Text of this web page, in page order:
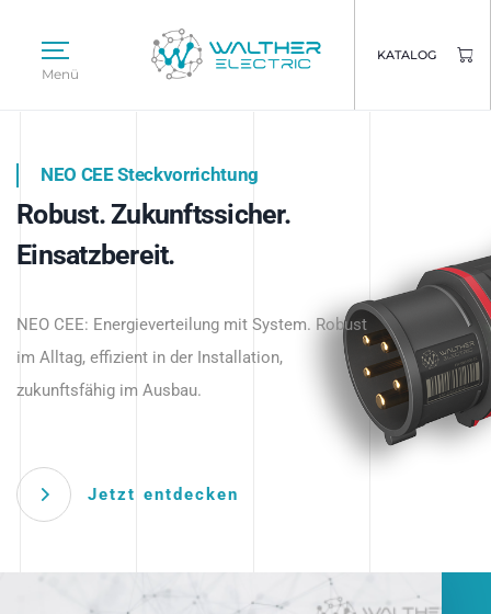
Menü
KATALOG
Intelligente Stromverteilung
beginnt hier.
NEO CEE Steckvorrichtung
Robust. Zukunftssicher.
Einsatzbereit.
NEO CEE: Energieverteilung mit System. Robust
im Alltag, effizient in der Installation,
zukunftsfähig im Ausbau.
Jetzt entdecken
Intelligenz trifft Energie.
Anwendungen – robust, IP-geschützt und
zukunftsfähig.